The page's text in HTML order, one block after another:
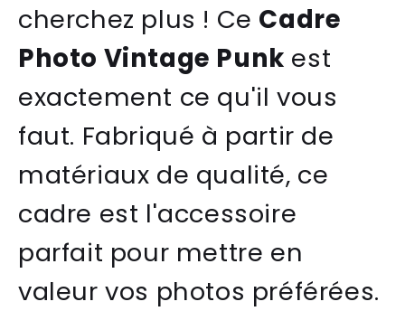
cherchez plus ! Ce Cadre
Photo Vintage Punk est
exactement ce qu'il vous
faut. Fabriqué à partir de
matériaux de qualité, ce
cadre est l'accessoire
parfait pour mettre en
valeur vos photos préférées.